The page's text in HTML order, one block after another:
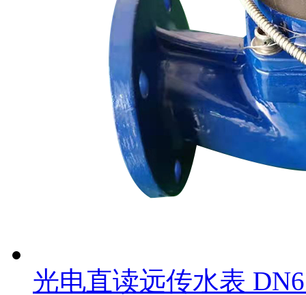
光电直读远传水表